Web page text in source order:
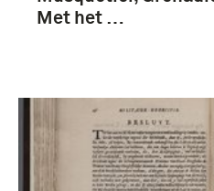
Met het …